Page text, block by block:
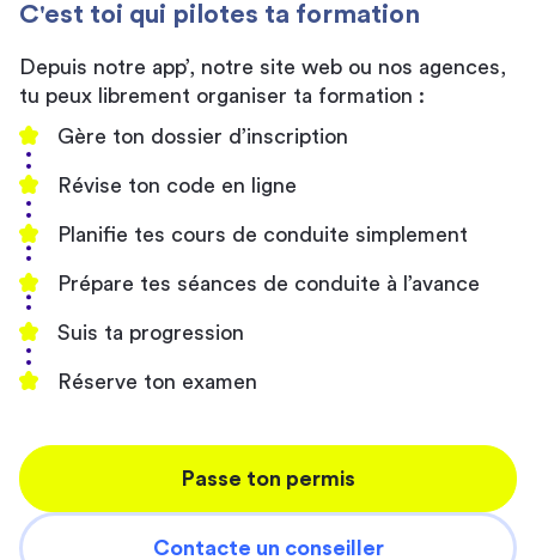
C'est toi qui pilotes ta formation
Depuis notre app’, notre site web ou nos agences,
tu peux librement organiser ta formation :
Gère ton dossier d’inscription
Révise ton code en ligne
Planifie tes cours de conduite simplement
Prépare tes séances de conduite à l’avance
Suis ta progression
Réserve ton examen
Passe ton permis
Contacte un conseiller